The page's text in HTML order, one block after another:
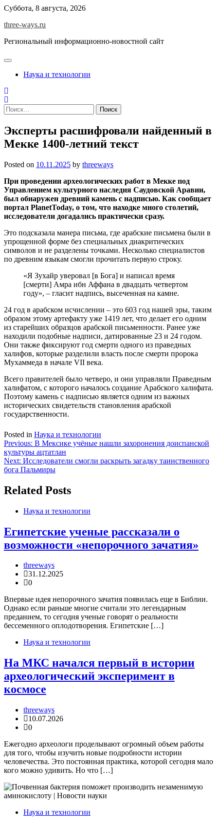
Skip
content
Суббота, 8 августа, 2026
three-ways.ru
Региональный информационно-новостной сайт
Наука и технологии
Найти:
Эксперты расшифровали найденный в
Мекке 1400-летний текст
Posted on 10.11.2025 by threeways
При проведении археологических работ в Мекке под
Управлением культурного наследия Саудовской Аравии,
был обнаружен древний камень с надписью. Как сообщает
портал PlanetToday, о том, что находке много столетий,
исследователи догадались практически сразу.
Это подсказала манера письма, где арабские письмена были в
упрощенной форме без специальных диакритических
символов и не разделены точками. Несколько специалистов
по древним языкам смогли прочитать первую строку.
«Я Зухайр уверовал [в Бога] и написал время
[смерти] Амра ибн Аффана в двадцать четвертом
году», – гласит надпись, высеченная на камне.
24 год в арабском исчислении – это 603 год нашей эры, таким
образом этому артефакту уже 1419 лет, что делает его одним
из старейших образцов арабской письменности. Ранее уже
находили подобные надписи, датированные 23 и 24 годом.
Они также фиксируют год смерти одного из праведных
халифов, которые разделили власть после смерти пророка
Мухаммеда в начале VII века.
Всего правителей было четверо, и они управляли Праведным
халифатом, с которого началось создание Арабского халифата.
Поэтому камень с надписью является одним из важных
исторических свидетельств становления арабской
государственности.
Posted in Наука и технологии
Навигация
по
записям
Previous: В Мексике учёные нашли захоронения доиспанской
культуры ацтатлан
Next: Исследователи смогли раскрыть загадку таинственного
бога Пальмиры
Related Posts
Наука и технологии
Египетские ученые рассказали о
возможности «непорочного зачатия»
threeways
31.12.2025
0
Впервые идея непорочного зачатия появилась еще в Библии.
Однако если раньше многие считали это легендарным
преданием, то сегодня ученые говорят о реальности
бессеменного оплодотворения. Египетские […]
Наука и технологии
На МКС начался первый в истории
археологический эксперимент в
космосе
threeways
10.07.2026
0
Ежегодно археологи проделывают огромный объем работы
для того, чтобы изучить новые подробности истории
человечества. Это постоянная практика, которой сегодня мало
кого можно удивить. Но что […]
Наука и технологии